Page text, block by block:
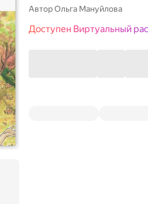
АвторОльга Мануйлова
Доступен Виртуальный